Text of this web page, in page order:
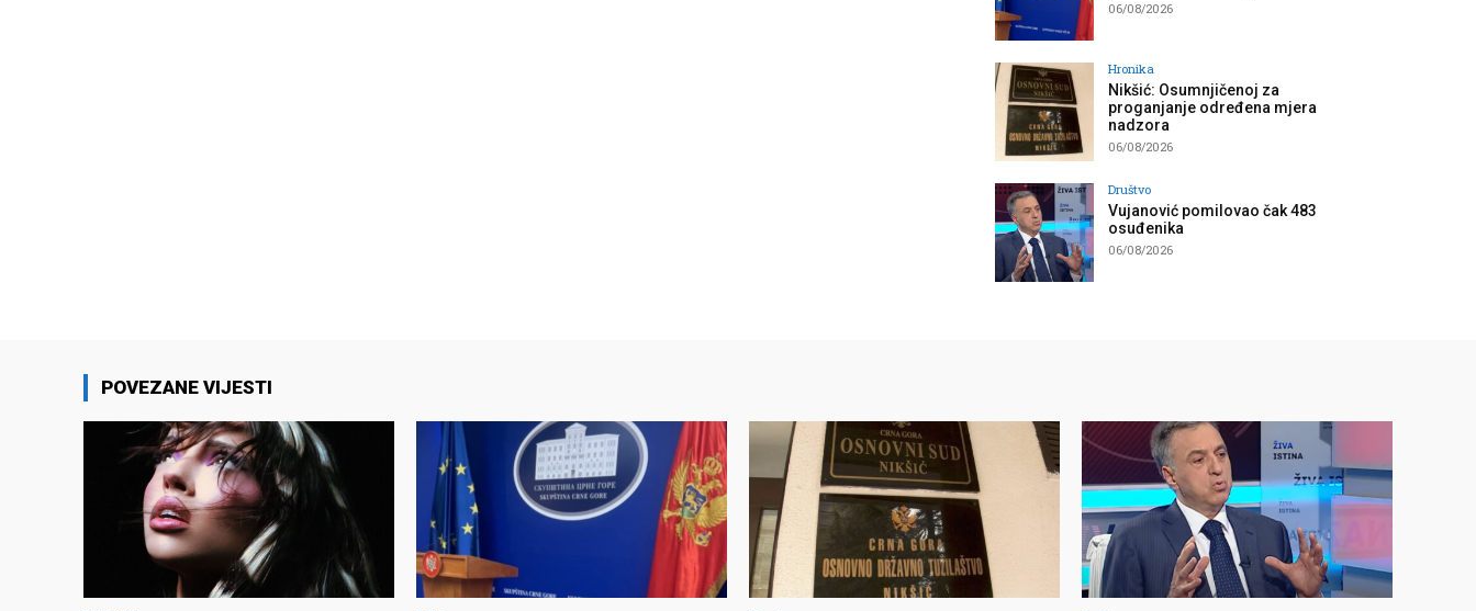
06/08/2026
Hronika
Nikšić: Osumnjičenoj za
proganjanje određena mjera
nadzora
06/08/2026
Društvo
Vujanović pomilovao čak 483
osuđenika
06/08/2026
POVEZANE VIJESTI